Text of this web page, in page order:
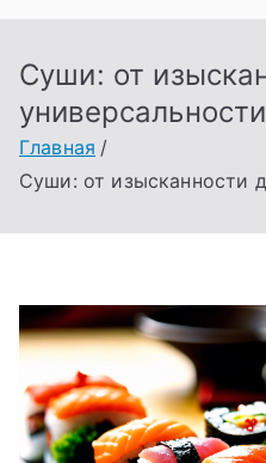
Суши: от
универсальности
Главная
Суши: от изысканности